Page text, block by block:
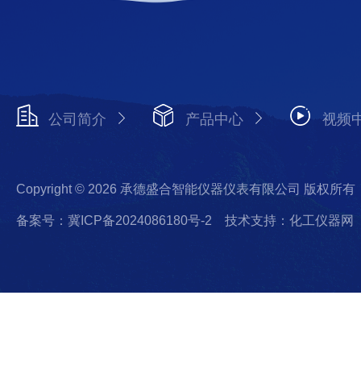
公司简介 产品中心 视频
Copyright © 2026 承德盛合智能仪器仪表有限公司 版权所有
备案号：冀ICP备2024086180号-2 技术支持：化工仪器网